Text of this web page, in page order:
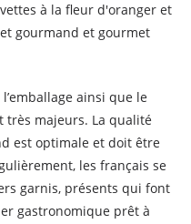
à la fleur d'oranger et
gourmand et gourmet
ainsi que le
majeurs. La qualité
est optimale et doit être
les français se
garnis, présents qui font
gastronomique prêt à